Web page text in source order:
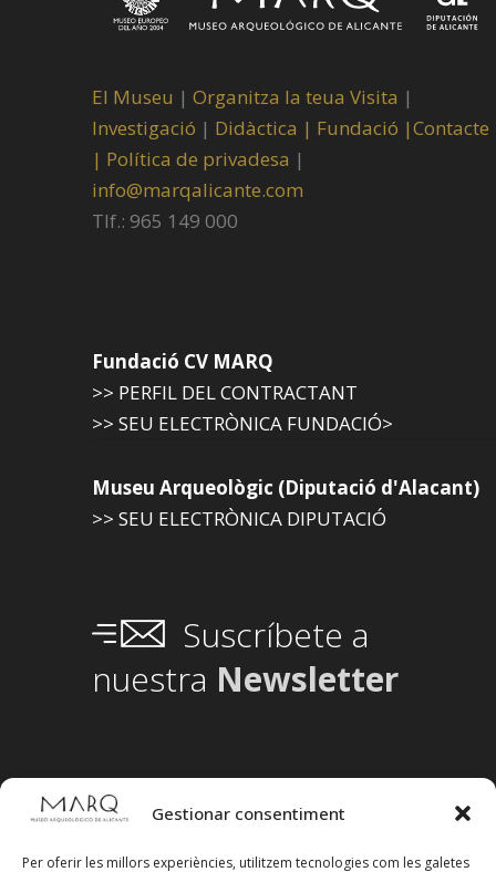
Gestionar consentiment
Per oferir les millors experiències, utilitzem tecnologies com les galetes
El Museu | Organitza la teua Visita |
Investigació | Didàctica | Fundació |Contacte
| Política de privadesa |
info@marqalicante.com
Tlf.: 965 149 000
Fundació CV MARQ
>> PERFIL DEL CONTRACTANT
>> SEU ELECTRÒNICA FUNDACIÓ>
Museu Arqueològic (Diputació d'Alacant)
>> SEU ELECTRÒNICA DIPUTACIÓ
Suscríbete a
nuestra Newsletter